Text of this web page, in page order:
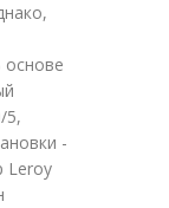
основе
5,
-
Leroy